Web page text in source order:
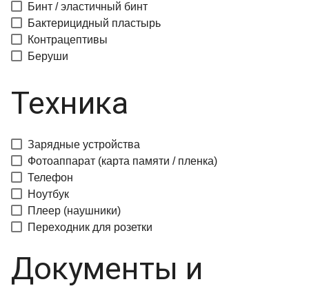
Бинт / эластичный бинт
Бактерицидный пластырь
Контрацептивы
Беруши
Техника
Зарядные устройства
Фотоаппарат (карта памяти / пленка)
Телефон
Ноутбук
Плеер (наушники)
Переходник для розетки
Документы и